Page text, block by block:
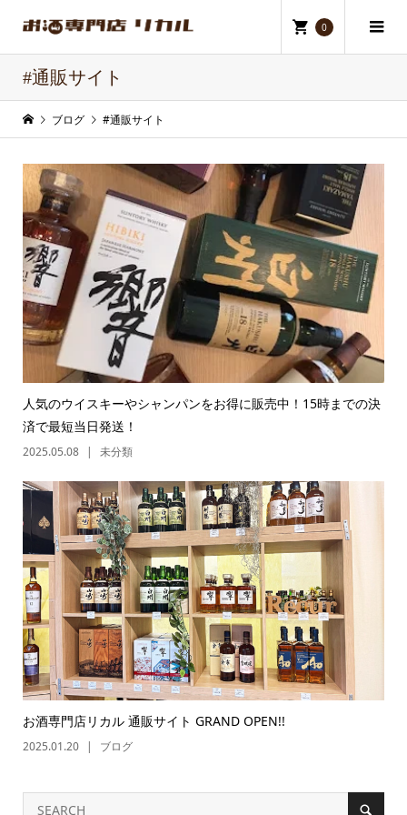
0
#通販サイト
ブログ #通販サイト
人気のウイスキーやシャンパンをお得に販売中！15時までの決
済で最短当日発送！
2025.05.08 未分類
お酒専門店リカル 通販サイト GRAND OPEN!!
2025.01.20 ブログ